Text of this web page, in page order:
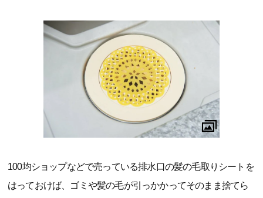
100均ショップなどで売っている排水口の髪の毛取りシートを
はっておけば、ゴミや髪の毛が引っかかってそのまま捨てら